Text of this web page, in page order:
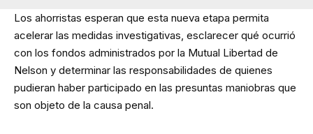
Los ahorristas esperan que esta nueva etapa permita
acelerar las medidas investigativas, esclarecer qué ocurrió
con los fondos administrados por la Mutual Libertad de
Nelson y determinar las responsabilidades de quienes
pudieran haber participado en las presuntas maniobras que
son objeto de la causa penal.